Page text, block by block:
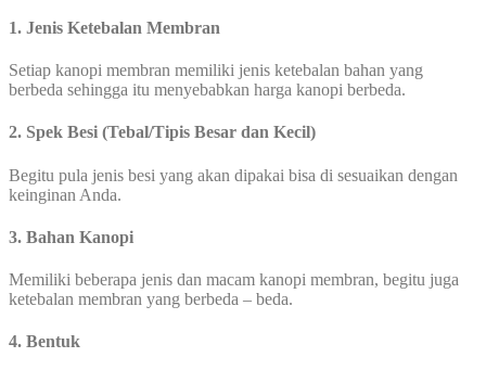
1. Jenis Ketebalan Membran
Setiap kanopi membran memiliki jenis ketebalan bahan yang
berbeda sehingga itu menyebabkan harga kanopi berbeda.
2. Spek Besi (Tebal/Tipis Besar dan Kecil)
Begitu pula jenis besi yang akan dipakai bisa di sesuaikan dengan
keinginan Anda.
3. Bahan Kanopi
Memiliki beberapa jenis dan macam kanopi membran, begitu juga
ketebalan membran yang berbeda – beda.
4. Bentuk